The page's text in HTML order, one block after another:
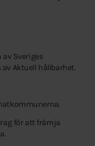
Sveriges
Aktuell hållbarhet.
för att främja